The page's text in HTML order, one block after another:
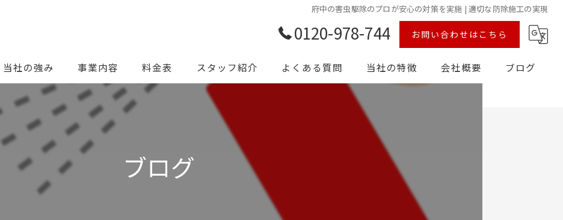
府中の害虫駆除のプロが安心の対策を実施 | 適切な防除施工の実現
0120-978-744 お問い合わせはこちら
当社の強み 事業内容 料金表 スタッフ紹介 よくある質問 当社の特徴
予防
会社概要 ブログ
ブログ